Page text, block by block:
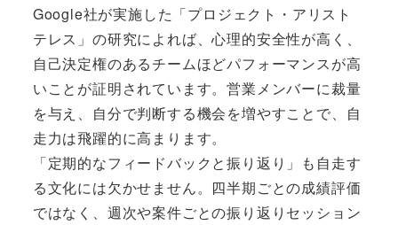
Google社が実施した「プロジェクト・アリスト
テレス」の研究によれば、心理的安全性が高く、
自己決定権のあるチームほどパフォーマンスが高
いことが証明されています。営業メンバーに裁量
を与え、自分で判断する機会を増やすことで、自
走力は飛躍的に高まります。
「定期的なフィードバックと振り返り」も自走す
る文化には欠かせません。四半期ごとの成績評価
ではなく、週次や案件ごとの振り返りセッション